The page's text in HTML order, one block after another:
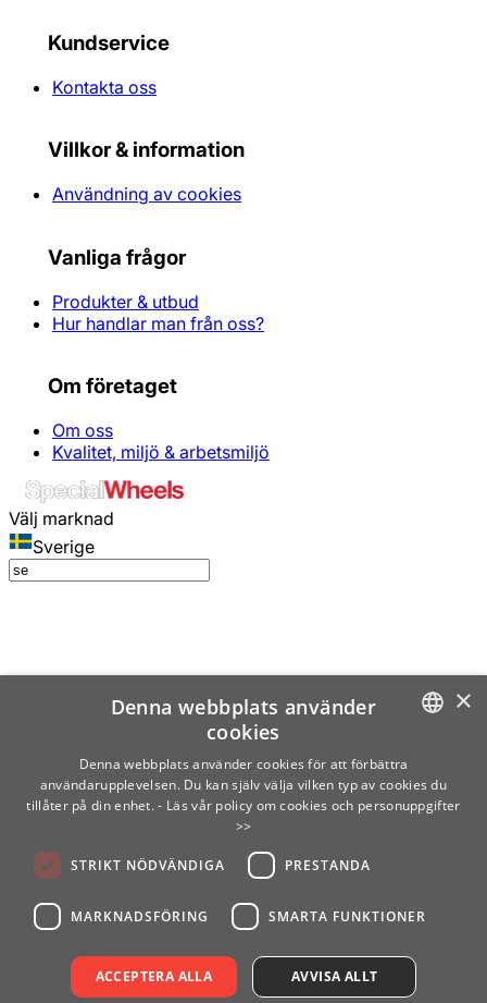
Kundservice
Kontakta oss
Villkor & information
Användning av cookies
Vanliga frågor
Produkter & utbud
Hur handlar man från oss?
Om företaget
Om oss
Kvalitet, miljö & arbetsmiljö
Välj marknad
Sverige
SWEDISH
×
Denna webbplats använder
cookies
Denna webbplats använder cookies för att förbättra
användarupplevelsen. Du kan själv välja vilken typ av cookies du
tillåter på din enhet. - Läs vår policy om cookies och personuppgifter
>>
STRIKT NÖDVÄNDIGA PRESTANDA
MARKNADSFÖRING SMARTA FUNKTIONER
ACCEPTERA ALLA AVVISA ALLT